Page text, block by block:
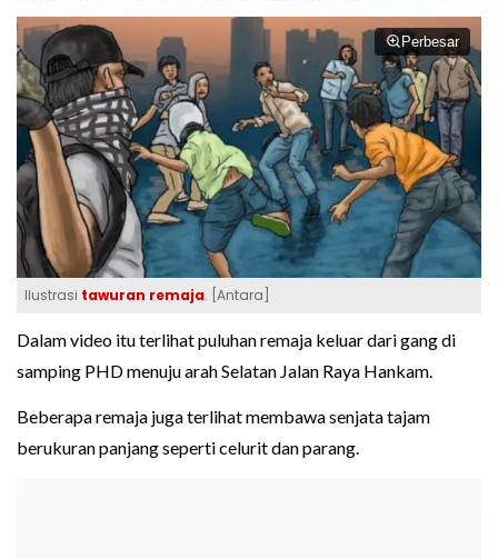
Perbesar
Ilustrasi tawuran remaja. [Antara]
Dalam video itu terlihat puluhan remaja keluar dari gang di
samping PHD menuju arah Selatan Jalan Raya Hankam.
Beberapa remaja juga terlihat membawa senjata tajam
berukuran panjang seperti celurit dan parang.